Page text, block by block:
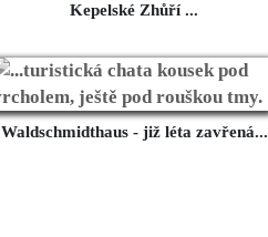
Kepelské Zhůří ...
Waldschmidthaus - již léta zavřená...